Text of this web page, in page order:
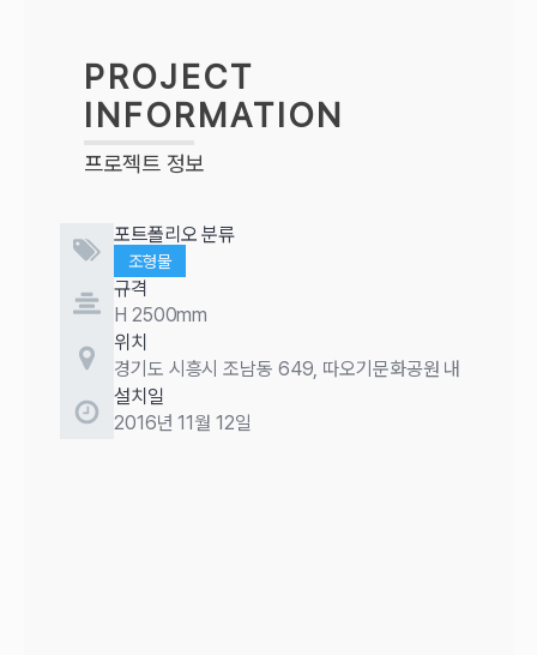
PROJECT
INFORMATION
프로젝트 정보
포트폴리오 분류
조형물
규격
H 2500mm
위치
경기도 시흥시 조남동 649, 따오기문화공원 내
설치일
2016년 11월 12일